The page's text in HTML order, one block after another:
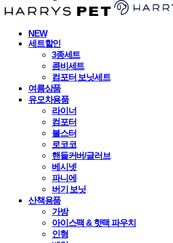
NEW
세트할인
3종세트
콤비세트
컴포터 보닛세트
여름상품
유모차용품
라이너
컴포터
볼스터
로코코
핸들커버/글러브
베시넷
파니에
버기 보닛
산책용품
가방
아이스팩 & 핫팩 파우치
인형